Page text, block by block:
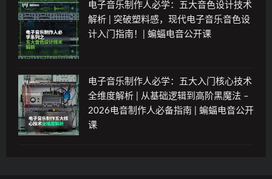
电子音乐制作人必学：五大音色设计技术
解析 | 突破塑料感，现代电子音乐音色设
计入门指南！| 蝙蝠电音公开课
电子音乐制作人必学：五大入门核心技术
全维度解析 | 从基础逻辑到高阶黑魔法 –
2026电音制作人必备指南 | 蝙蝠电音公开
课